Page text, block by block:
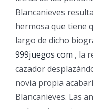
Blancanieves
hermosa que tiene
largo de dicho
999juegos com , la
cazador
novia propia
Blancanieves. Las